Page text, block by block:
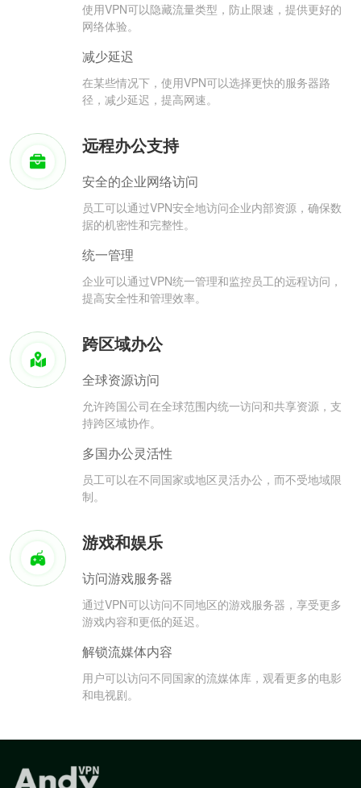
使用VPN可以隐藏流量类型，防止限速，提供更好的
网络体验。
减少延迟
在某些情况下，使用VPN可以选择更快的服务器路
径，减少延迟，提高网速。
远程办公支持
安全的企业网络访问
员工可以通过VPN安全地访问企业内部资源，确保数
据的机密性和完整性。
统一管理
企业可以通过VPN统一管理和监控员工的远程访问，
提高安全性和管理效率。
跨区域办公
全球资源访问
允许跨国公司在全球范围内统一访问和共享资源，支
持跨区域协作。
多国办公灵活性
员工可以在不同国家或地区灵活办公，而不受地域限
制。
游戏和娱乐
访问游戏服务器
通过VPN可以访问不同地区的游戏服务器，享受更多
游戏内容和更低的延迟。
解锁流媒体内容
用户可以访问不同国家的流媒体库，观看更多的电影
和电视剧。